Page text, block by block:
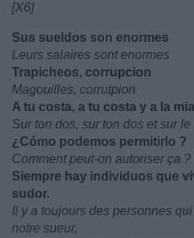
[X6]
Sus sueldos son enormes
Leurs salaires sont enormes
Trapicheos, corrupcion
Magouilles, corrutpion
A tu costa, a tu costa y a la
Sur ton dos, sur ton dos et sur le
¿Cómo podemos permitirlo ?
Comment peut-on autoriser ça ?
Siempre hay individuos que
sudor.
Il y a toujours des personnes
notre sueur,